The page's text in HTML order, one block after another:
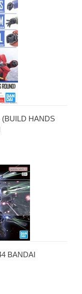
HANDS
BANDAI